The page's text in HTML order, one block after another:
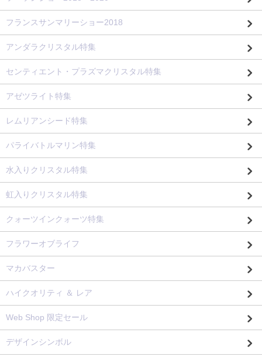
フランスサンマリーショー2018
アンダラクリスタル特集
センティエント・プラズマクリスタル特集
アゼツライト特集
レムリアンシード特集
パライバトルマリン特集
水入りクリスタル特集
虹入りクリスタル特集
クォーツインクォーツ特集
フラワーオブライフ
マカバスター
ハイクオリティ ＆ レア
Web Shop 限定セール
デザインシンボル